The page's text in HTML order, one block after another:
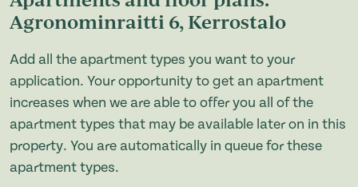
Agronominraitti 6, Kerrostalo
Add all the apartment types you want to your
application. Your opportunity to get an apartment
increases when we are able to offer you all of the
apartment types that may be available later on in this
property. You are automatically in queue for these
apartment types.